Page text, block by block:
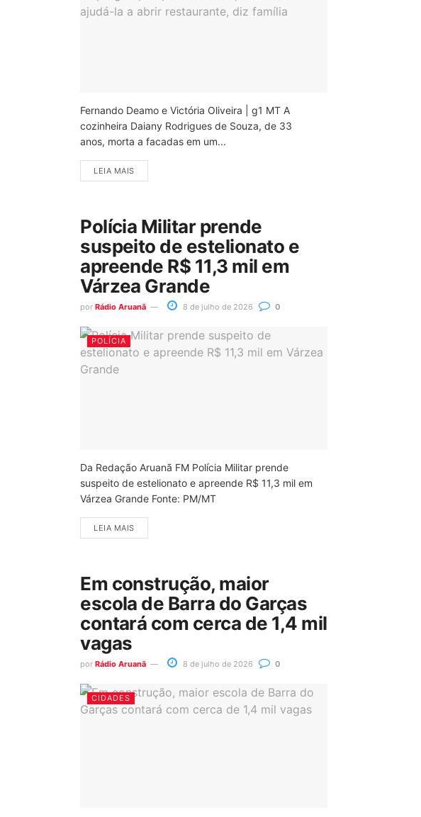
Fernando Deamo e Victória Oliveira | g1 MT A
cozinheira Daiany Rodrigues de Souza, de 33
anos, morta a facadas em um...
LEIA MAIS
Polícia Militar prende
suspeito de estelionato e
apreende R$ 11,3 mil em
Várzea Grande
por Rádio Aruanã 8 de julho de 2026 0
POLÍCIA
Da Redação Aruanã FM Polícia Militar prende
suspeito de estelionato e apreende R$ 11,3 mil em
Várzea Grande Fonte: PM/MT
LEIA MAIS
Em construção, maior
escola de Barra do Garças
contará com cerca de 1,4 mil
vagas
por Rádio Aruanã 8 de julho de 2026 0
CIDADES